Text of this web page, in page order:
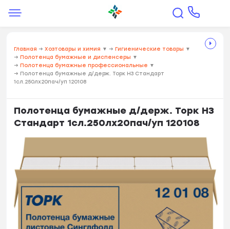
Главная → Хозтовары и химия ▼ → Гигиенические товары ▼
→ Полотенца бумажные и диспенсеры ▼
→ Полотенца бумажные профессиональные ▼
→ Полотенца бумажные д/держ. Торк Н3 Стандарт
1сл.250лx20пач/уп 120108
Полотенца бумажные д/держ. Торк Н3
Стандарт 1сл.250лx20пач/уп 120108